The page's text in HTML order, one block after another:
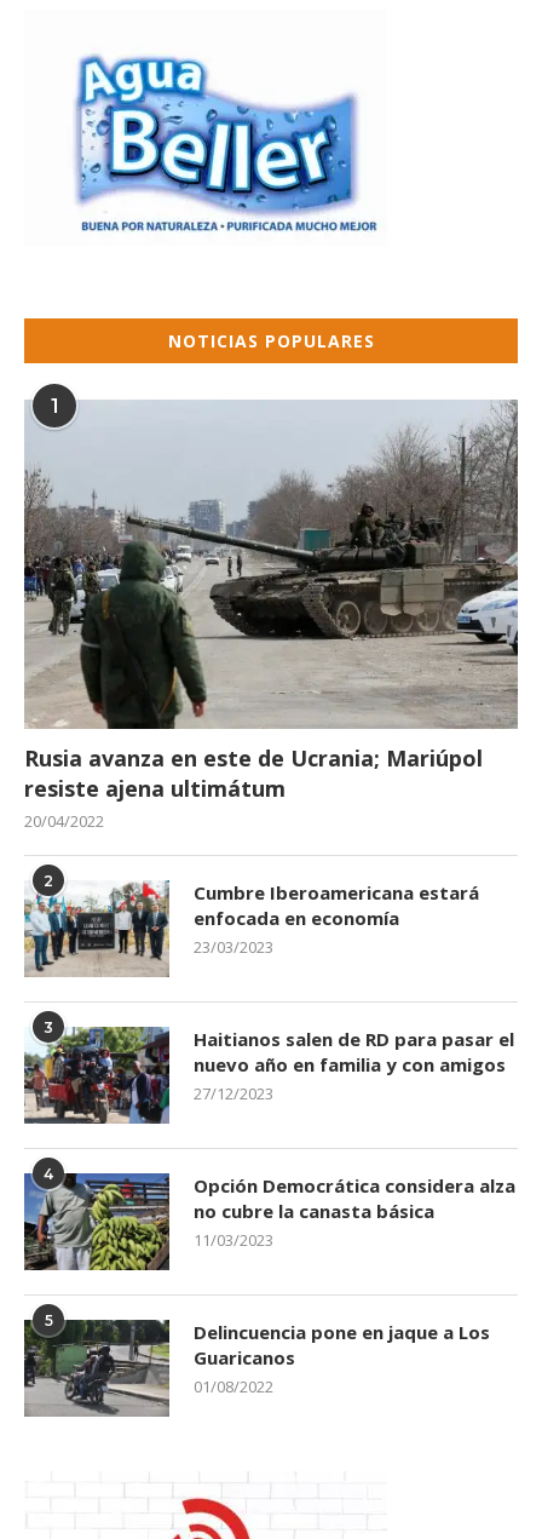
NOTICIAS POPULARES
1
Rusia avanza en este de Ucrania; Mariúpol
resiste ajena ultimátum
20/04/2022
2
Cumbre Iberoamericana estará
enfocada en economía
23/03/2023
3
Haitianos salen de RD para pasar el
nuevo año en familia y con amigos
27/12/2023
4
Opción Democrática considera alza
no cubre la canasta básica
11/03/2023
5
Delincuencia pone en jaque a Los
Guaricanos
01/08/2022